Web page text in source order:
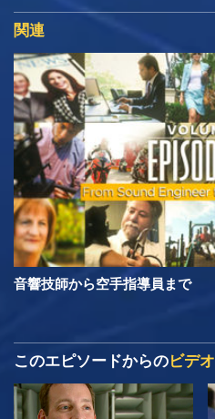
関連
音響技師から空手指導員まで
このエピソードからのビデオ